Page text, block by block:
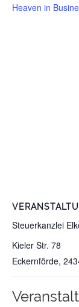
Heaven in
Steuerkanzlei
Kieler Str. 78
Eckernförde,